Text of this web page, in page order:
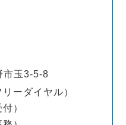
市玉3-5-8
ーダイヤル）
）